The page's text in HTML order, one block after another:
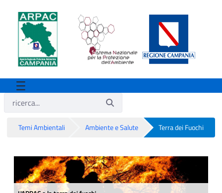
Temi Ambientali Ambiente e Salute Terra dei Fuochi
Terra dei Fuochi